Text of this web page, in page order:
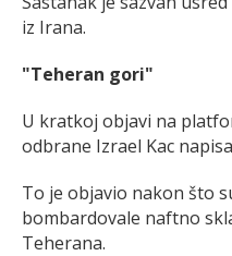
iz Irana.
"Teheran gori"
U kratkoj objavi na
odbrane Izrael Kac
To je objavio nakon što
bombardovale naftno
Teherana.